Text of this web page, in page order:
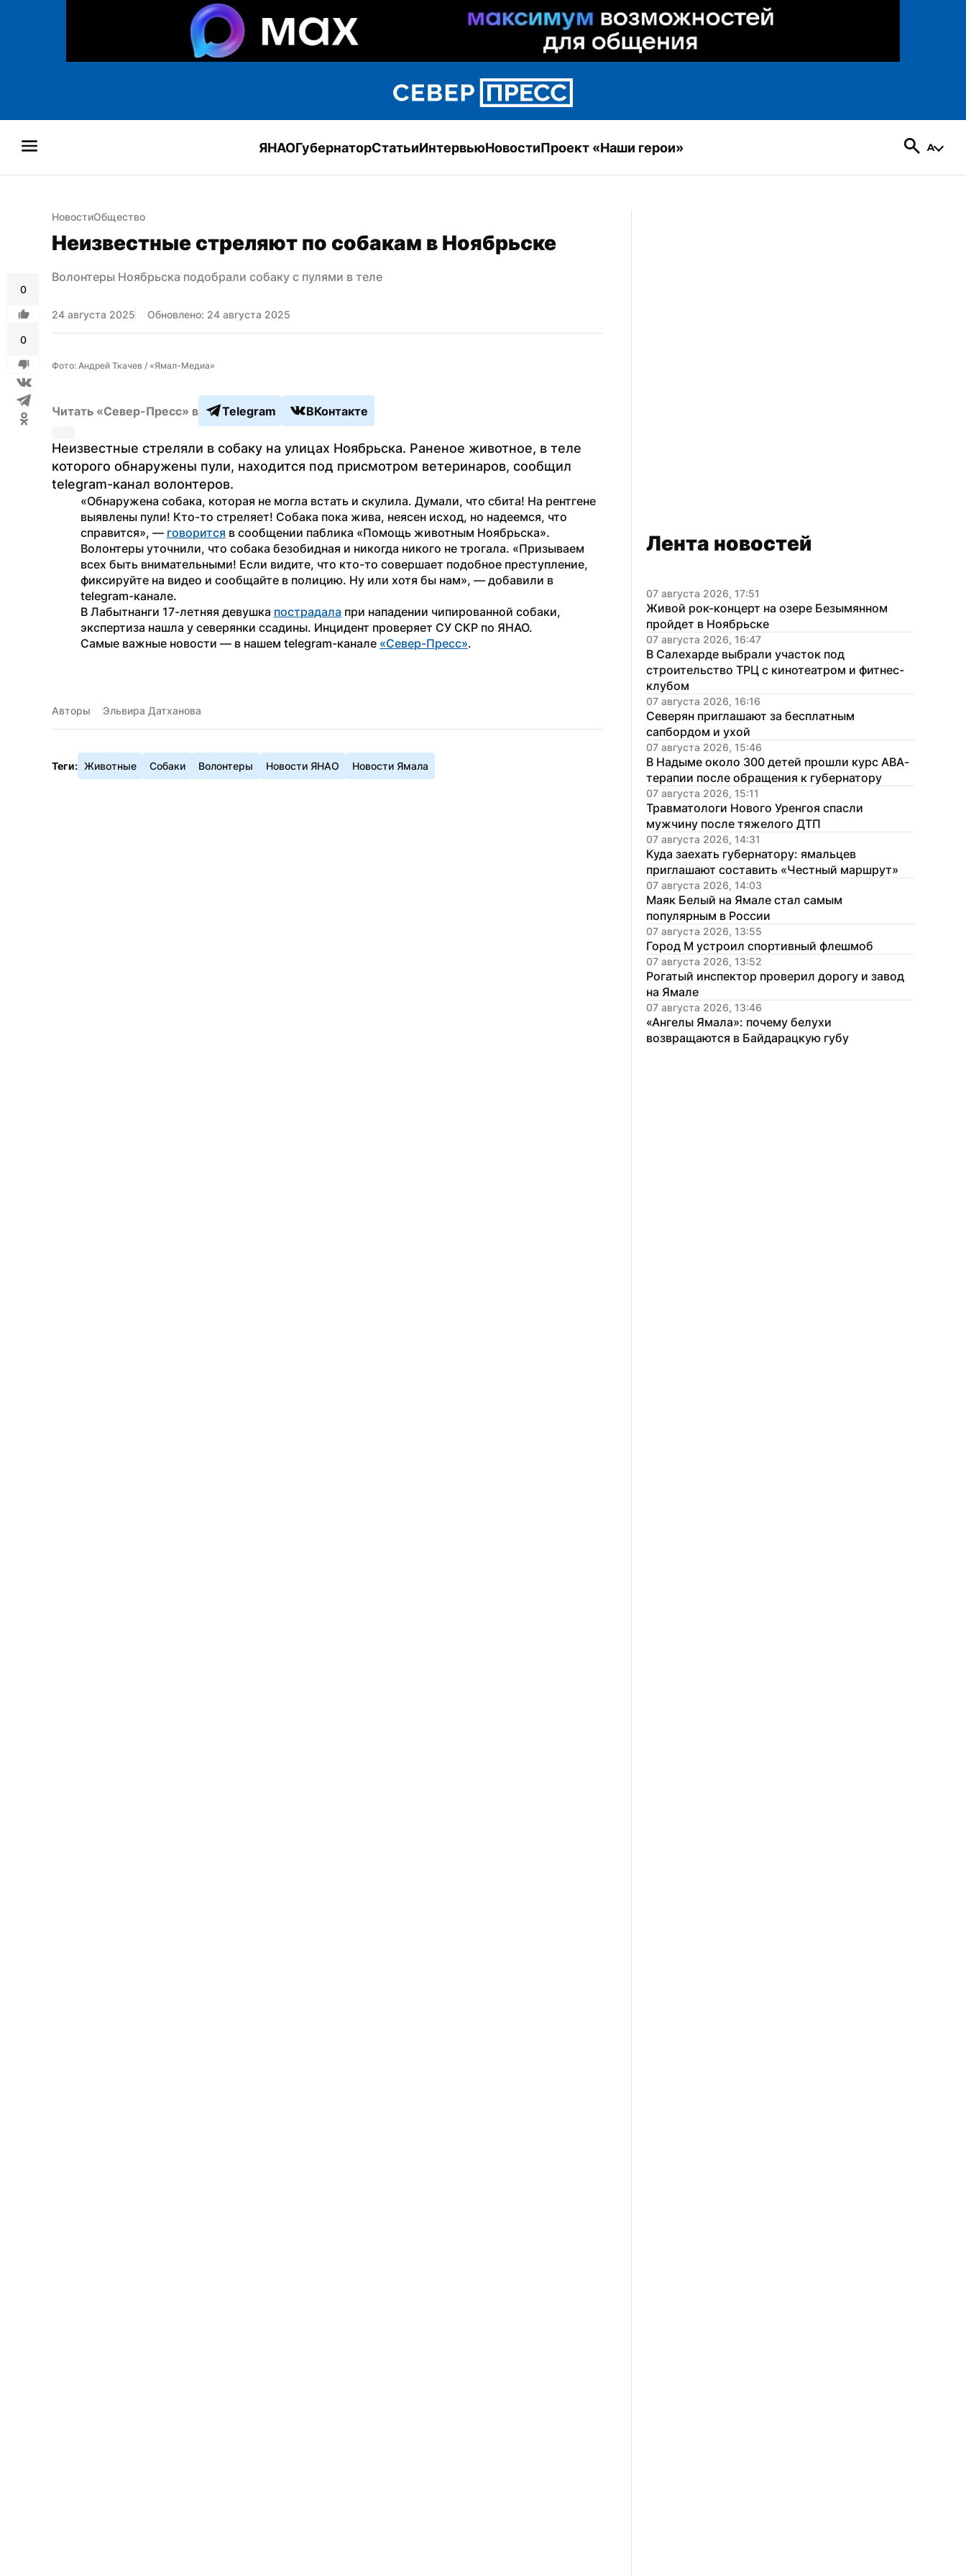
ЯНАОГубернаторСтатьиИнтервьюНовостиПроект «Наши герои»
0
0
НовостиОбщество
Неизвестные стреляют по собакам в Ноябрьске
Волонтеры Ноябрьска подобрали собаку с пулями в теле
24 августа 2025 Обновлено: 24 августа 2025
Фото: Андрей Ткачев / «Ямал-Медиа»
Читать «Север-Пресс» в Telegram ВКонтакте
Неизвестные стреляли в собаку на улицах Ноябрьска. Раненое животное, в теле
которого обнаружены пули, находится под присмотром ветеринаров, сообщил
telegram-канал волонтеров.
«Обнаружена собака, которая не могла встать и скулила. Думали, что сбита! На рентгене
выявлены пули! Кто-то стреляет! Собака пока жива, неясен исход, но надеемся, что
справится», — говорится в сообщении паблика «Помощь животным Ноябрьска».
Волонтеры уточнили, что собака безобидная и никогда никого не трогала. «Призываем
всех быть внимательными! Если видите, что кто-то совершает подобное преступление,
фиксируйте на видео и сообщайте в полицию. Ну или хотя бы нам», — добавили в
telegram-канале.
В Лабытнанги 17-летняя девушка пострадала при нападении чипированной собаки,
экспертиза нашла у северянки ссадины. Инцидент проверяет СУ СКР по ЯНАО.
Самые важные новости — в нашем telegram-канале «Север-Пресс».
Авторы Эльвира Датханова
Теги: Животные Собаки Волонтеры Новости ЯНАО Новости Ямала
Лента новостей
07 августа 2026, 17:51
Живой рок-концерт на озере Безымянном
пройдет в Ноябрьске
07 августа 2026, 16:47
В Салехарде выбрали участок под
строительство ТРЦ с кинотеатром и фитнес-
клубом
07 августа 2026, 16:16
Северян приглашают за бесплатным
сапбордом и ухой
07 августа 2026, 15:46
В Надыме около 300 детей прошли курс АВА-
терапии после обращения к губернатору
07 августа 2026, 15:11
Травматологи Нового Уренгоя спасли
мужчину после тяжелого ДТП
07 августа 2026, 14:31
Куда заехать губернатору: ямальцев
приглашают составить «Честный маршрут»
07 августа 2026, 14:03
Маяк Белый на Ямале стал самым
популярным в России
07 августа 2026, 13:55
Город М устроил спортивный флешмоб
07 августа 2026, 13:52
Рогатый инспектор проверил дорогу и завод
на Ямале
07 августа 2026, 13:46
«Ангелы Ямала»: почему белухи
возвращаются в Байдарацкую губу